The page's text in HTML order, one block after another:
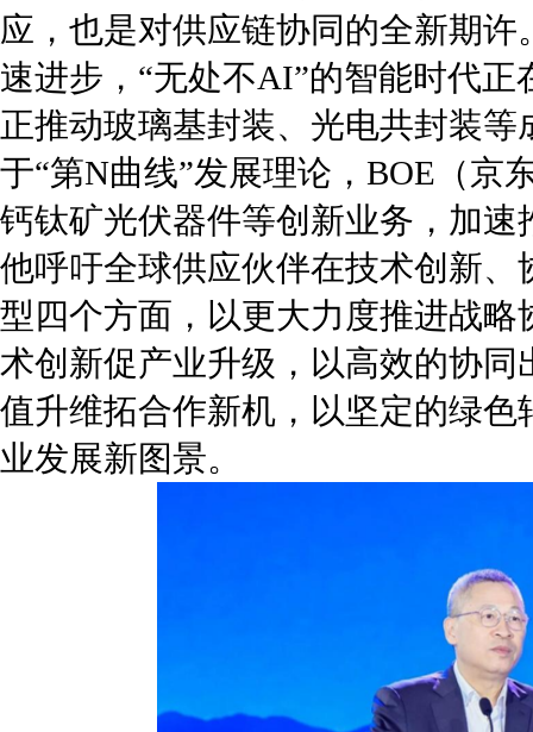
应，也是对供应链协同的全新期
速进步，“无处不AI”的智能时代
正推动玻璃基封装、光电共封装
于“第N曲线”发展理论，BOE（京
钙钛矿光伏器件等创新业务，加
他呼吁全球供应伙伴在技术创新
型四个方面，以更大力度推进战
术创新促产业升级，以高效的协
值升维拓合作新机，以坚定的绿
业发展新图景。